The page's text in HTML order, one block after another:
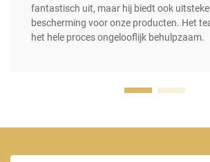
fantastisch uit, maar hij biedt ook
bescherming voor onze producten. Het
het hele proces ongelooflijk behulpzaam.